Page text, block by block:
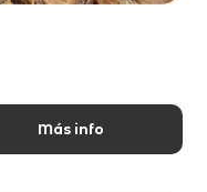
Más info